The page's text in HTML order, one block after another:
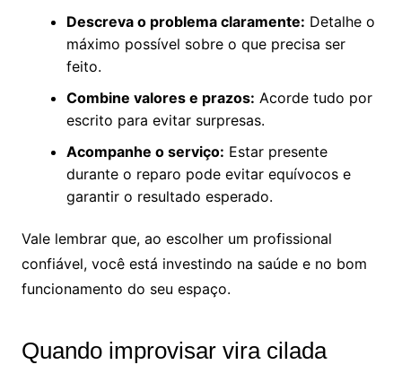
Descreva o problema claramente: Detalhe o
máximo possível sobre o que precisa ser
feito.
Combine valores e prazos: Acorde tudo por
escrito para evitar surpresas.
Acompanhe o serviço: Estar presente
durante o reparo pode evitar equívocos e
garantir o resultado esperado.
Vale lembrar que, ao escolher um profissional
confiável, você está investindo na saúde e no bom
funcionamento do seu espaço.
Quando improvisar vira cilada